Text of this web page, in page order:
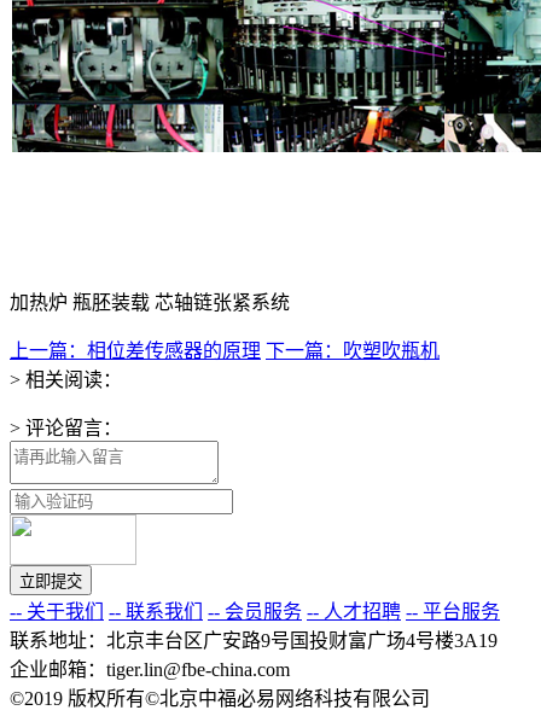
加热炉 瓶胚装载 芯轴链张紧系统
上一篇：相位差传感器的原理 下一篇：吹塑吹瓶机
> 相关阅读：
> 评论留言：
-- 关于我们 -- 联系我们 -- 会员服务 -- 人才招聘 -- 平台服务
联系地址：北京丰台区广安路9号国投财富广场4号楼3A19
企业邮箱：tiger.lin@fbe-china.com
©2019 版权所有©北京中福必易网络科技有限公司